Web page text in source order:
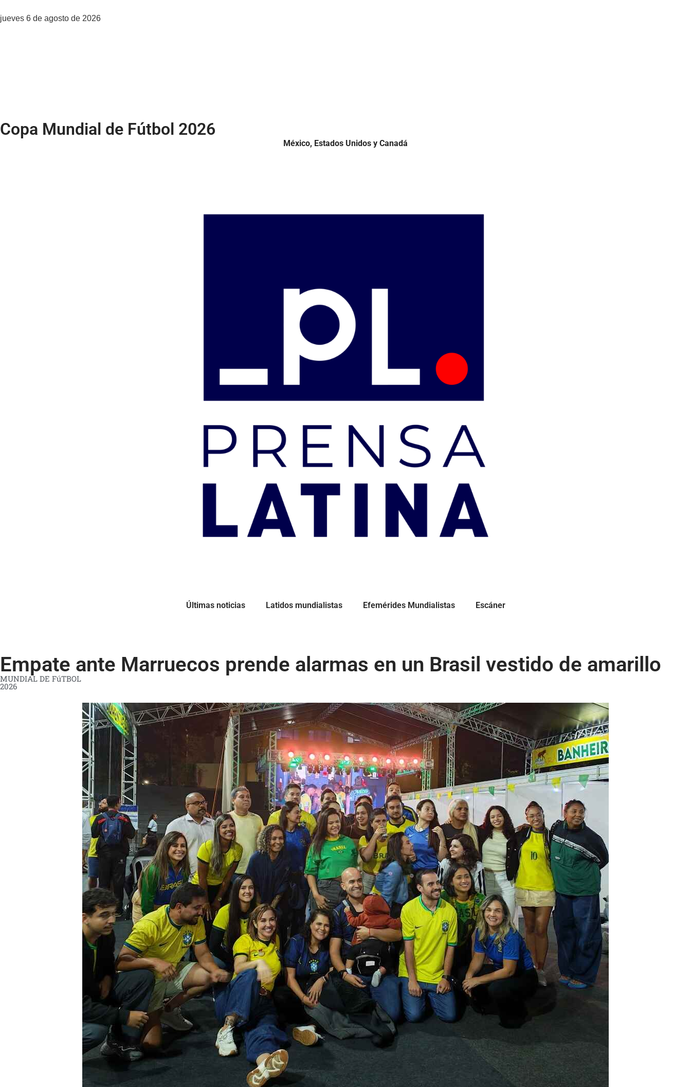
jueves 6 de agosto de 2026
Copa Mundial de Fútbol 2026
México, Estados Unidos y Canadá
Últimas noticias Latidos mundialistas Efemérides Mundialistas Escáner
Empate ante Marruecos prende alarmas en un Brasil vestido de amarillo
MUNDIAL DE FúTBOL
2026